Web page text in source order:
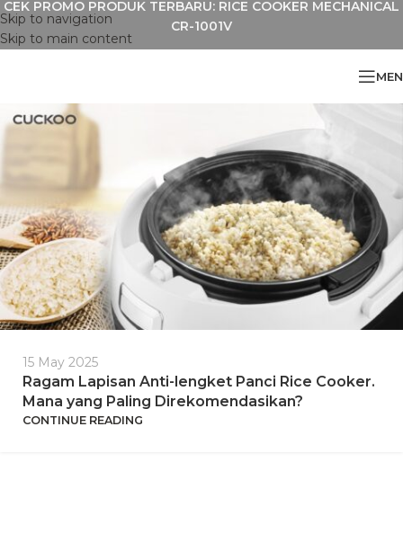
Skip to navigation
Skip to main content
CEK PROMO PRODUK TERBARU: RICE COOKER MECHANICAL
CR-1001V
15 May 2025
Ragam Lapisan Anti-lengket Panci Rice Cooker.
Mana yang Paling Direkomendasikan?
CONTINUE READING